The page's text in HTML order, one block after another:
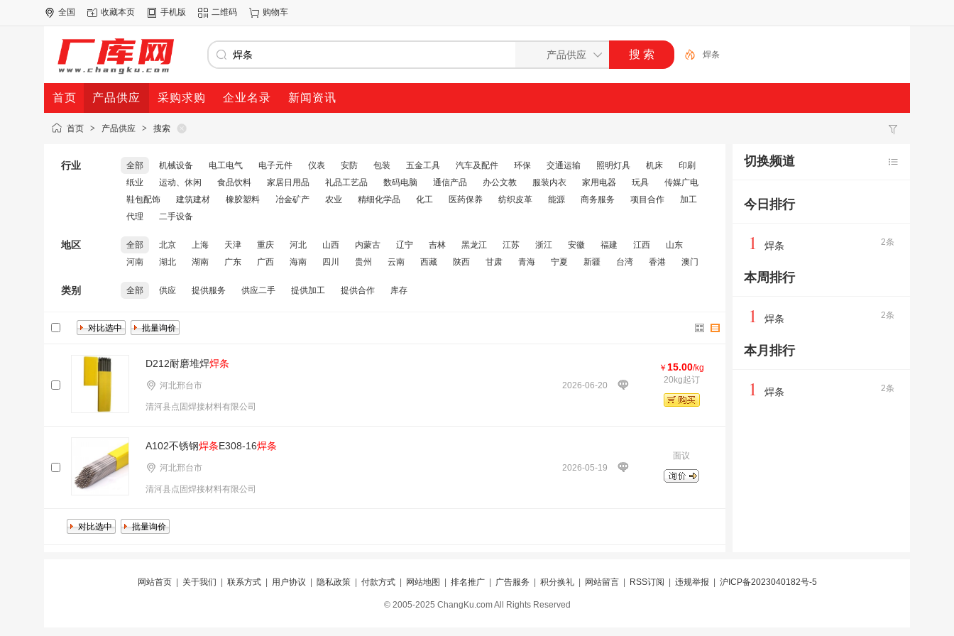
全国 收藏本页 手机版 二维码 购物车
焊条
首页 产品供应 采购求购 企业名录 新闻资讯
首页 > 产品供应 > 搜索
行业 全部 机械设备 电工电气 电子元件 仪表 安防 包装 五金工具 汽车及配件 环保 交通运输 照明灯具 机床
印刷
纸业
运动、休闲 食品饮料 家居日用品 礼品工艺品 数码电脑 通信产品 办公文教 服装内衣 家用电器 玩具
传媒广电
鞋包配饰
建筑建材 橡胶塑料 冶金矿产 农业 精细化学品 化工 医药保养 纺织皮革 能源 商务服务 项目合作
加工
代理
二手设备
地区 全部 北京 上海 天津 重庆 河北 山西 内蒙古 辽宁 吉林 黑龙江 江苏 浙江 安徽 福建 江西
山东
河南
湖北 湖南 广东 广西 海南 四川 贵州 云南 西藏 陕西 甘肃 青海 宁夏 新疆 台湾 香港 澳门
类别 全部 供应 提供服务 供应二手 提供加工 提供合作 库存
D212耐磨堆焊焊条
2026-06-20
河北邢台市
清河县点固焊接材料有限公司
￥ 15.00/kg
20kg起订
A102不锈钢焊条E308-16焊条
2026-05-19
河北邢台市
清河县点固焊接材料有限公司
面议
切换频道
今日排行
2条
1 焊条
本周排行
2条
1 焊条
本月排行
2条
1 焊条
网站首页| 关于我们 联系方式| 用户协议 隐私政策| 付款方式| 网站地图 排名推广| 广告服务 积分换礼| 网站留言| RSS订阅 违规举报 沪ICP备2023040182号-5
© 2005-2025 ChangKu.com All Rights Reserved